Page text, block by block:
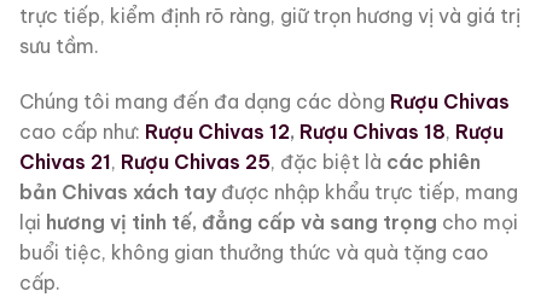
trực tiếp, kiểm định rõ ràng, giữ trọn hương vị và giá trị
sưu tầm.
Chúng tôi mang đến đa dạng các dòng Rượu Chivas
cao cấp như: Rượu Chivas 12, Rượu Chivas 18, Rượu
Chivas 21, Rượu Chivas 25, đặc biệt là các phiên
bản Chivas xách tayđược nhập khẩu trực tiếp, mang
lại hương vị tinh tế, đẳng cấp và sang trọng cho mọi
buổi tiệc, không gian thưởng thức và quà tặng cao
cấp.